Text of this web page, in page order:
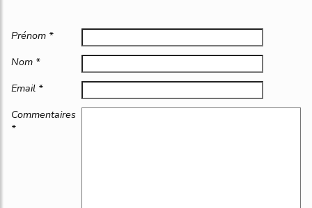
Prénom *
Nom *
Email *
Commentaires
*